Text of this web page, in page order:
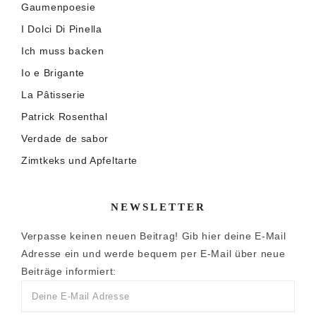
Gaumenpoesie
I Dolci Di Pinella
Ich muss backen
Io e Brigante
La Pâtisserie
Patrick Rosenthal
Verdade de sabor
Zimtkeks und Apfeltarte
NEWSLETTER
Verpasse keinen neuen Beitrag! Gib hier deine E-Mail
Adresse ein und werde bequem per E-Mail über neue
Beiträge informiert: